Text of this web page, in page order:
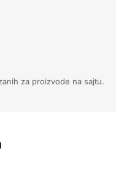
za proizvode na sajtu.